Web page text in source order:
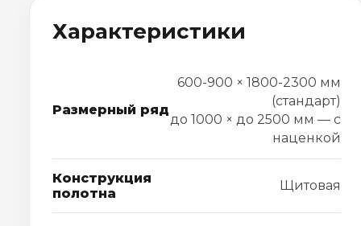
Характеристики
Размерный ряд
600-900 × 1800-2300 мм
(стандарт)
до 1000 × до 2500 мм — с
наценкой
Конструкция
полотна
Щитовая